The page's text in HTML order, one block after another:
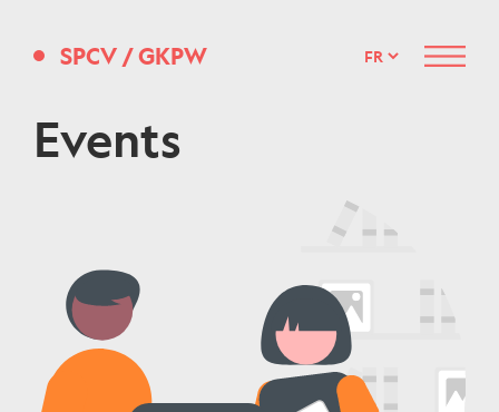
SPCV /GKPW
Menu
Events